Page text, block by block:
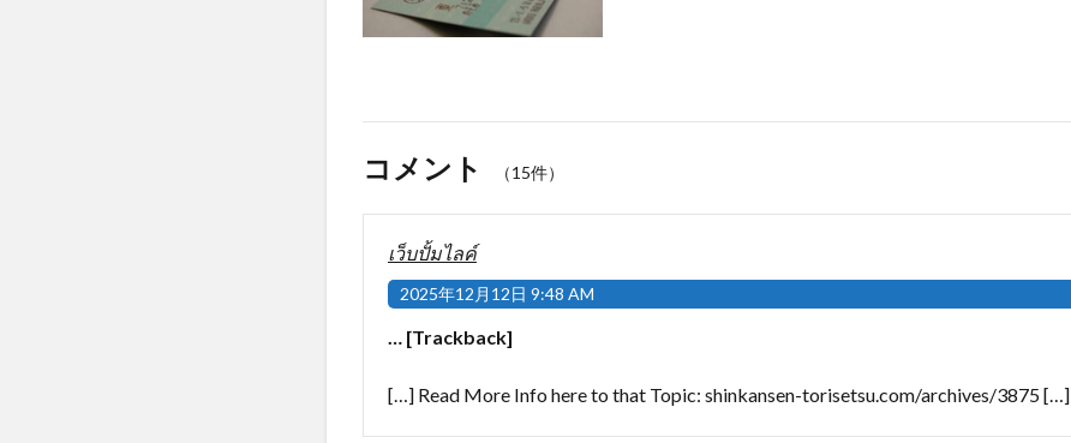
コメント （15件）
เว็บปั้มไลค์
2025年12月12日 9:48 AM
… [Trackback]
[…] Read More Info here to that Topic: shinkansen-torisetsu.com/archives/3875 […]